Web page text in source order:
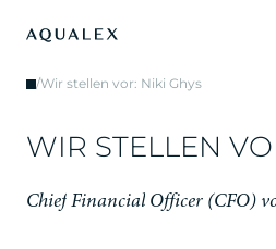
/Wir stellen vor: Niki Ghys
WIR STELLEN VO
Chief Financial Officer (CFO) v